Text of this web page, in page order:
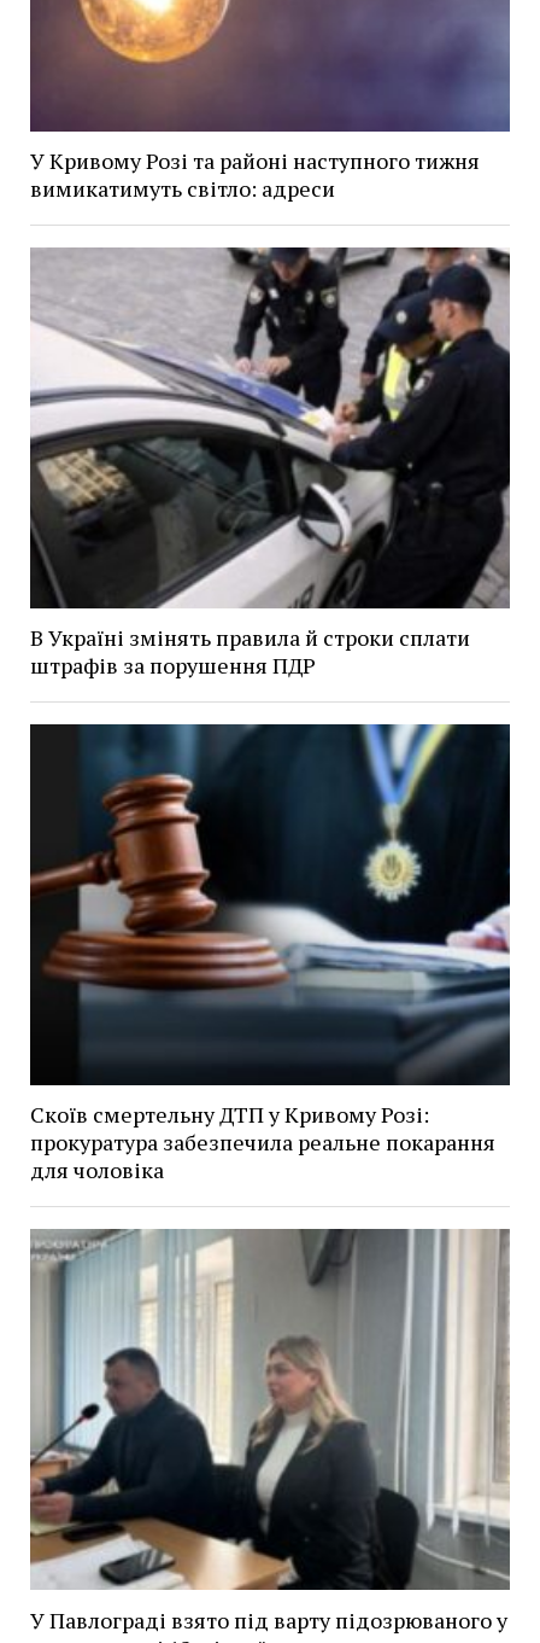
У Кривому Розі та районі наступного тижня
вимикатимуть світло: адреси
В Україні змінять правила й строки сплати
штрафів за порушення ПДР
Скоїв смертельну ДТП у Кривому Розі:
прокуратура забезпечила реальне покарання
для чоловіка
У Павлограді взято під варту підозрюваного у